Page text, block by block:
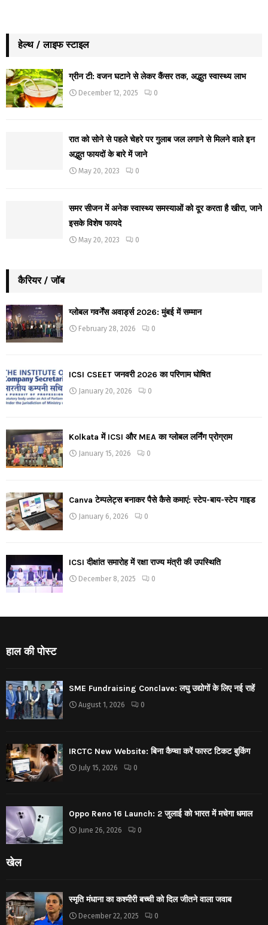
हेल्थ / लाइफ स्टाइल
ग्रीन टी: वजन घटाने से लेकर कैंसर तक, अद्भुत स्वास्थ्य लाभ
December 12, 2025 0
रात को सोने से पहले चेहरे पर गुलाब जल लगाने से मिलने वाले इन
अद्भुत फायदों के बारे में जाने
May 20, 2023 0
समर सीजन में अनेक स्वास्थ्य समस्याओं को दूर करता है खीरा, जाने
इसके विशेष फायदे
May 20, 2023 0
कैरियर / जॉब
ग्लोबल गवर्नेंस अवार्ड्स 2026: मुंबई में सम्मान
February 28, 2026 0
ICSI CSEET जनवरी 2026 का परिणाम घोषित
January 20, 2026 0
Kolkata में ICSI और MEA का ग्लोबल लर्निंग प्रोग्राम
January 15, 2026 0
Canva टेम्पलेट्स बनाकर पैसे कैसे कमाएं: स्टेप-बाय-स्टेप गाइड
January 6, 2026 0
ICSI दीक्षांत समारोह में रक्षा राज्य मंत्री की उपस्थिति
December 8, 2025 0
हाल की पोस्ट
SME Fundraising Conclave: लघु उद्योगों के लिए नई राहें
August 1, 2026 0
IRCTC New Website: बिना कैप्चा करें फास्ट टिकट बुकिंग
July 15, 2026 0
Oppo Reno 16 Launch: 2 जुलाई को भारत में मचेगा धमाल
June 26, 2026 0
खेल
स्मृति मंधाना का कश्मीरी बच्ची को दिल जीतने वाला जवाब
December 22, 2025 0